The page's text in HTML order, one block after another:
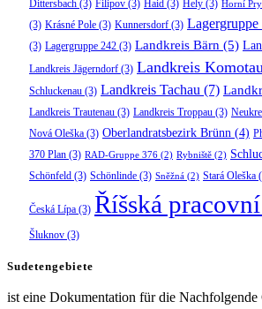
Dittersbach (3) Filipov (3) Haid (3) Hely (3) Horní
(3) Krásné Pole (3) Kunnersdorf (3) Lagergruppe
(3) Lagergruppe 242 (3) Landkreis Bärn (5)
Landkreis Jägerndorf (3) Landkreis
Schluckenau (3) Landkreis Tachau (7)
Landkreis Trautenau (3) Landkreis Troppau (3)
Nová Oleška (3) Oberlandratsbezirk Brünn (4)
370 Plan (3) RAD-Gruppe 376 (2) Rybniště (2)
Schönfeld (3) Schönlinde (3) Sněžná (2) Stará Oleška
Česká Lípa (3) Říšská
Šluknov (3)
Sudetengebiete
ist eine Dokumentation für die Nachfolgende